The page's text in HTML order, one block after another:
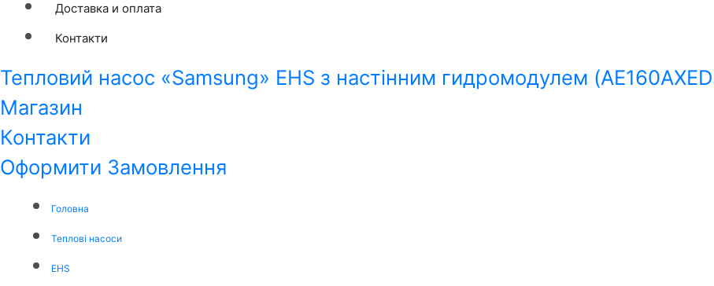
Доставка и оплата
Контакти
Тепловий насос «Samsung» EHS з настінним гидромодулем
Магазин
Контакти
Оформити Замовлення
Головна
Теплові насоси
EHS